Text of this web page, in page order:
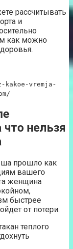
рассчитывать
и
как можно
vremja-
нельзя
прошло как
вашего
женщина
быстрее
от потери.
теплого